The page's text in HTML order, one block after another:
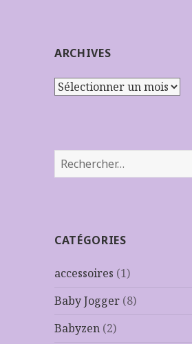
ARCHIVES
Archives
Rechercher :
CATÉGORIES
accessoires (1)
Baby Jogger (8)
Babyzen (2)